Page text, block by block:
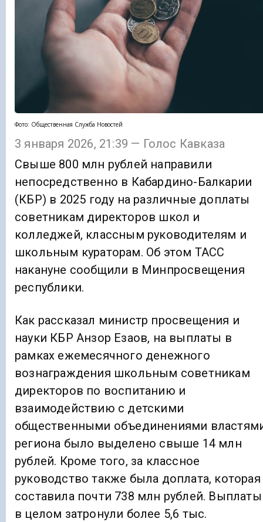
Фото: Общественная Служба Новостей
3 января 2026, 21:39 — Голос Кавказа
Свыше 800 млн рублей направили
непосредственно в Кабардино-Балкарии
(КБР) в 2025 году на различные доплаты
советникам директоров школ и
колледжей, классным руководителям и
школьным кураторам. Об этом ТАСС
накануне сообщили в Минпросвещения
республики.
Как рассказал министр просвещения и
науки КБР Анзор Езаов, на выплаты в
рамках ежемесячного денежного
вознаграждения школьным советникам
директоров по воспитанию и
взаимодействию с детскими
общественными объединениями
региона было выделено свыше 14 млн
рублей. Кроме того, за классное
руководство также была доплата, которая
составила почти 738 млн рублей. Выплаты
в целом затронули более 5,6 тыс.